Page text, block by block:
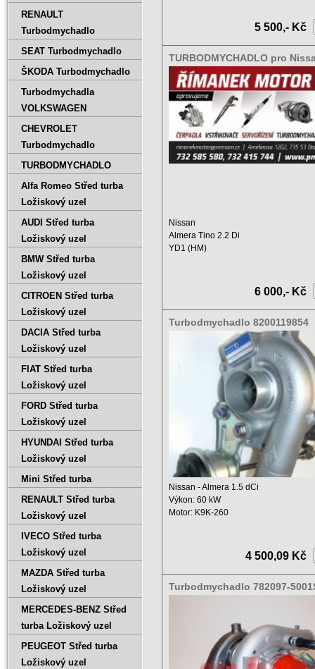
5 500,- Kč
TURBODMYCHADLO pro
Tino 2.2 Di, 14411BN800,
84KW
Nissan
Almera Tino 2.2 Di
YD1 (HM)
6 000,- Kč
Turbodmychadlo 8200119854
Nissan - Almera 1.5 dCi
Výkon: 60 kW
Motor: K9K-260
4 500,09 Kč
Turbodmychadlo 782097-
RENAULT
Turbodmychadlo
SEAT Turbodmychadlo
ŠKODA Turbodmychadlo
Turbodmychadla
VOLKSWAGEN
CHEVROLET
Turbodmychadlo
TURBODMYCHADLO
Alfa Romeo Střed turba
Ložiskový uzel
AUDI Střed turba
Ložiskový uzel
BMW Střed turba
Ložiskový uzel
CITROEN Střed turba
Ložiskový uzel
DACIA Střed turba
Ložiskový uzel
FIAT Střed turba
Ložiskový uzel
FORD Střed turba
Ložiskový uzel
HYUNDAI Střed turba
Ložiskový uzel
Mini Střed turba
RENAULT Střed turba
Ložiskový uzel
IVECO Střed turba
Ložiskový uzel
MAZDA Střed turba
Ložiskový uzel
MERCEDES-BENZ Střed
turba Ložiskový uzel
PEUGEOT Střed turba
Ložiskový uzel